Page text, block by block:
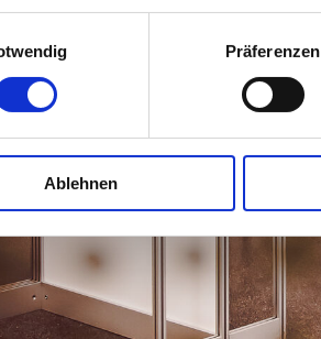
Präferenzen
Ablehnen